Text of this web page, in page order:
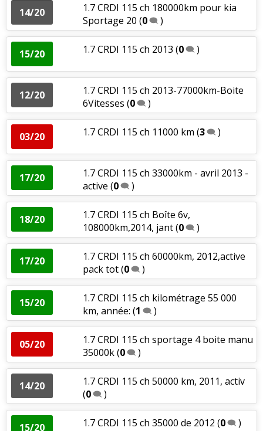
14/20
1.7 CRDI 115 ch 180000km pour kia
Sportage 20 (0 )
15/20 1.7 CRDI 115 ch 2013 (0 )
12/20
1.7 CRDI 115 ch 2013-77000km-Boite
6Vitesses (0 )
03/20 1.7 CRDI 115 ch 11000 km (3 )
17/20
1.7 CRDI 115 ch 33000km - avril 2013 -
active (0 )
18/20
1.7 CRDI 115 ch Boîte 6v,
108000km,2014, jant(0 )
17/20
1.7 CRDI 115 ch 60000km, 2012,active
pack tot(0 )
15/20
1.7 CRDI 115 ch kilométrage 55 000
km, année: (1 )
05/20
1.7 CRDI 115 ch sportage 4 boite manu
35000k(0 )
14/20
1.7 CRDI 115 ch 50000 km, 2011, activ
(0 )
15/20 1.7 CRDI 115 ch 35000 de 2012 (0 )